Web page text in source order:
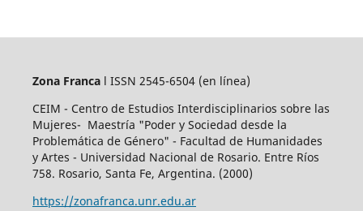
Zona Francal ISSN 2545-6504 (en línea)
CEIM - Centro de Estudios Interdisciplinarios sobre las
Mujeres- Maestría "Poder y Sociedad desde la
Problemática de Género" - Facultad de Humanidades
y Artes - Universidad Nacional de Rosario. Entre Ríos
758. Rosario, Santa Fe, Argentina. (2000)
https://zonafranca.unr.edu.ar